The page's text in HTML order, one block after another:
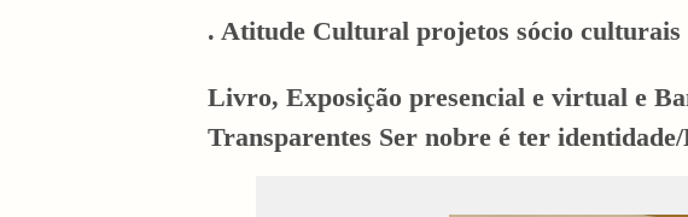
. Atitude Cultural projetos sócio culturais
Livro, Exposição presencial e virtual e
Transparentes Ser nobre é ter